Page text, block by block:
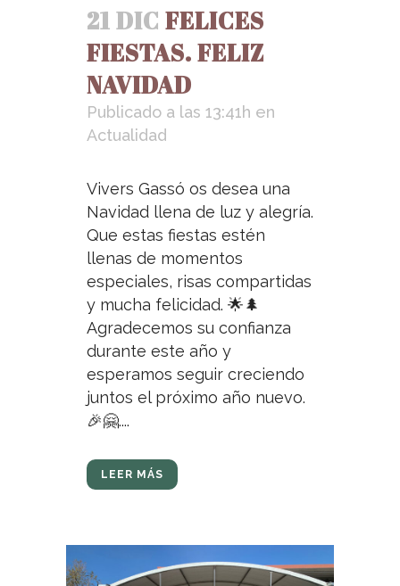
21 DIC FELICES
FIESTAS. FELIZ
NAVIDAD
Publicado a las 13:41h en
Actualidad
Vivers Gassó os desea una
Navidad llena de luz y alegría.
Que estas fiestas estén
llenas de momentos
especiales, risas compartidas
y mucha felicidad. 🌟🌲
Agradecemos su confianza
durante este año y
esperamos seguir creciendo
juntos el próximo año nuevo.
🎉🤗....
LEER MÁS